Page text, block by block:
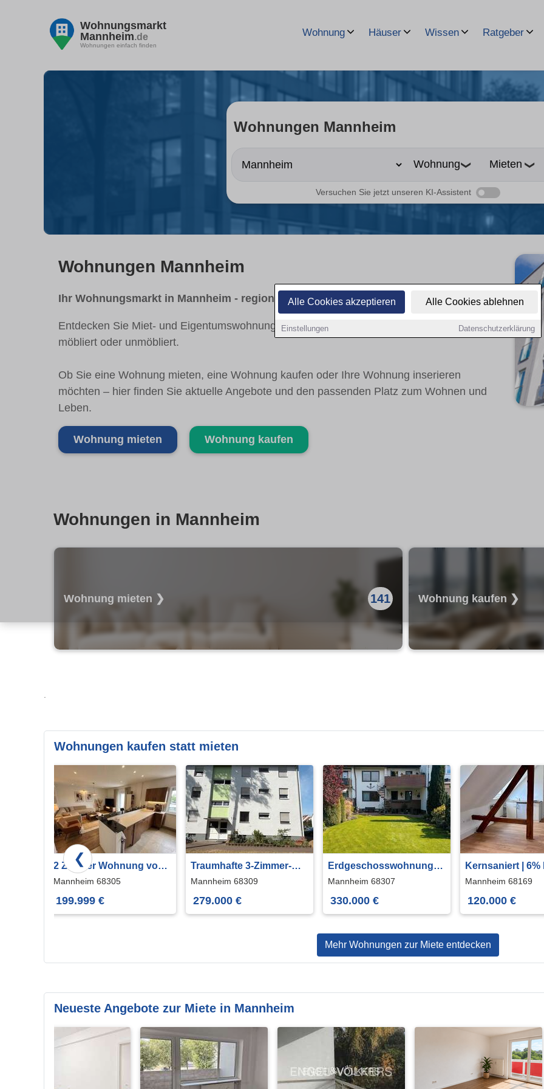
Alle Cookies akzeptieren Alle Cookies ablehnen
Einstellungen Datenschutzerklärung
Wohnungsmarkt
Mannheim.de
Wohnungen einfach finden
Wohnung Häuser Wissen Ratgeber
Wohnungen Mannheim
❯ ❯
Versuchen Sie jetzt unseren KI-Assistent
Wohnungen Mannheim
Ihr Wohnungsmarkt in Mannheim - regional stark
Entdecken Sie Miet- und Eigentumswohnungen in Mannheim – von Altbau bis Neubau,
möbliert oder unmöbliert.
Ob Sie eine Wohnung mieten, eine Wohnung kaufen oder Ihre Wohnung inserieren
möchten – hier finden Sie aktuelle Angebote und den passenden Platz zum Wohnen und
Leben.
Wohnung mieten Wohnung kaufen
Wohnungen in Mannheim
Wohnung mieten ❯ 141 Wohnung kaufen ❯
.
Wohnungen kaufen statt mieten
❮
2 Zimmer Wohnung von
privat mit 64qm und Bj
1997
Mannheim 68305
199.999 €
Traumhafte 3-Zimmer-
Eigentumswohnung am
Waldrand
Mannheim 68309
279.000 €
Erdgeschosswohnung
78 m² Garten, Terrasse &
Garage
Mannheim 68307
330.000 €
Kernsaniert | 6%
| 1 Zimmer
Neckarstadt
Mannheim 68169
120.000 €
Mehr Wohnungen zur Miete entdecken
Neueste Angebote zur Miete in Mannheim